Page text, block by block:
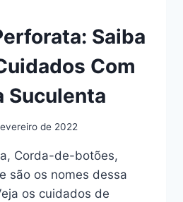
Saiba
Com
Suculenta
de 2022
Corda-de-botões,
são os nomes dessa
os cuidados de